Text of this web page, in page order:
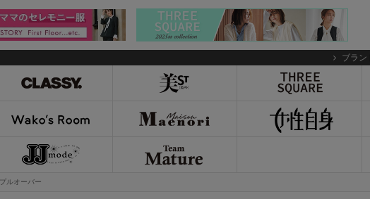
ブラン
ルオーバー